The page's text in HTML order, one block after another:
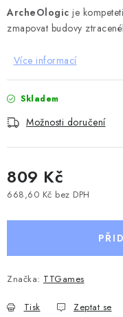
ArcheOlogic je
zmapovat budovy
Více informací
Skladem
Možnosti doručení
809 Kč
668,60 Kč bez DPH
Značka: TTGames
Tisk Zeptat se